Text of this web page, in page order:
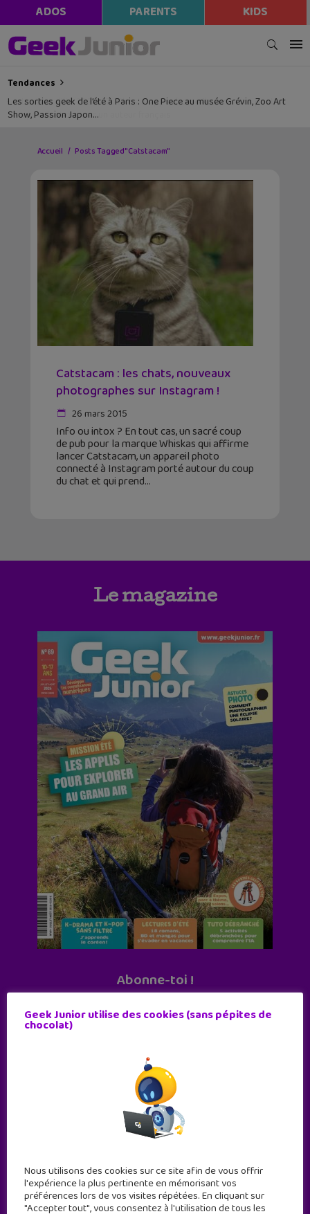
ADOS PARENTS KIDS
Tendances
Les sorties geek de l’été à Paris : One Piece au musée Grévin, Zoo Art
Show, Passion Japon…
Accueil Posts Tagged "Catstacam"
Catstacam : les chats, nouveaux
photographes sur Instagram !
26 mars 2015
Info ou intox ? En tout cas, un sacré coup
de pub pour la marque Whiskas qui affirme
lancer Catstacam, un appareil photo
connecté à Instagram porté autour du coup
du chat et qui prend
Le magazine
Abonne-toi !
Geek Junior utilise des cookies (sans pépites de
chocolat)
Nous utilisons des cookies sur ce site afin de vous offrir
l'expérience la plus pertinente en mémorisant vos
préférences lors de vos visites répétées. En cliquant sur
"Accepter tout", vous consentez à l'utilisation de tous les